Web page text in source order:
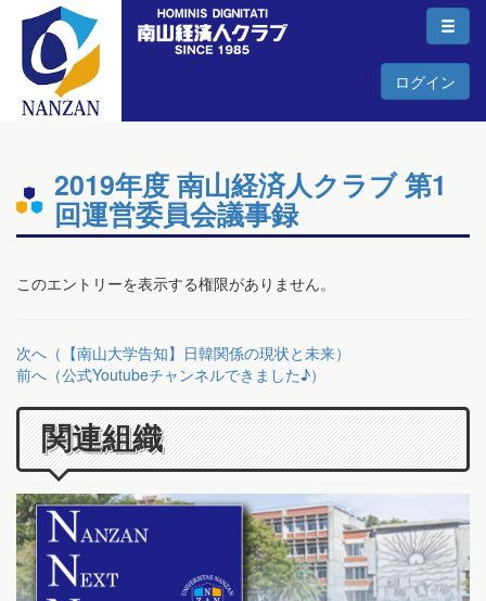
ログイン
2019年度 南山経済人クラブ 第1
回運営委員会議事録
このエントリーを表示する権限がありません。
次へ（【南山大学告知】日韓関係の現状と未来）
前へ（公式Youtubeチャンネルできました♪）
関連組織